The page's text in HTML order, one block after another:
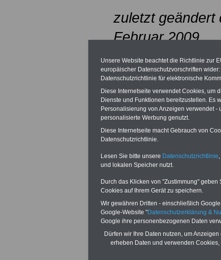
zuletzt geändert
Februar 2009
§ 1
(1) Diese
Versorgung im
hierzu
Anlage zu
aufgeführt sind.
Richter, die
Unsere Website beachtet die Richtlinie zur
europäischer Datenschutzvorschriften
Datenschutzrichtlinie für elektronische
Diese Internetseite verwendet Cookies, um
Dienste und Funktionen bereitzustellen. Es
Personalisierung von Anzeigen verwendet
personalisierte Werbung genutzt.
Diese Internetseite macht Gebrauch von
Datenschutzrichtlinie.
Lesen Sie bitte unsere Datenschutzrichtlinie
und lokalen Speicher nutzt.
Durch das Klicken von "Zustimmung"
Cookies auf Ihrem Gerät zu speichern.
Wir gewähren Dritten - einschließlich
Google-Website "Datenschutzerklärung &
Google ihre personenbezogenen Daten
Dürfen wir Ihre Daten nutzen, um
erheben Daten und verwenden